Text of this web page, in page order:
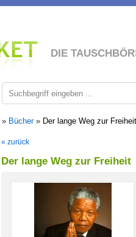
DIE
» Bücher» Der lange Weg zur Freiheit
« zurück
Der lange Weg zur Freiheit